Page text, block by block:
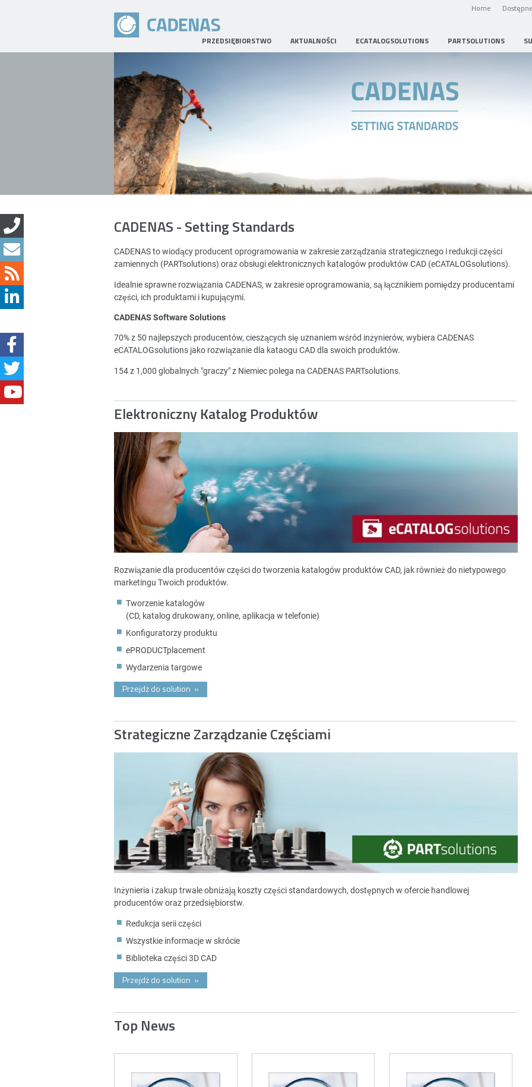
Home
PRZEDSIĘBIORSTWO AKTUALNOŚCI ECATALOGSOLUTIONS PARTSOLUTIONS
CADENAS - Setting Standards
CADENAS to wiodący producent oprogramowania w zakresie zarządzania strategicznego i redukcji części
zamiennych (PARTsolutions) oraz obsługi elektronicznych katalogów produktów CAD (eCATALOGsolutions).
Idealnie sprawne rozwiązania CADENAS, w zakresie oprogramowania, są łącznikiem pomiędzy producentami
części, ich produktami i kupującymi.
CADENAS Software Solutions
70% z 50 najlepszych producentów, cieszących się uznaniem wśród inżynierów, wybiera CADENAS
eCATALOGsolutions jako rozwiązanie dla kataogu CAD dla swoich produktów.
154 z 1,000 globalnych "graczy" z Niemiec polega na CADENAS PARTsolutions.
Elektroniczny Katalog Produktów
Rozwiązanie dla producentów części do tworzenia katalogów produktów CAD, jak również do nietypowego
marketingu Twoich produktów.
Tworzenie katalogów
(CD, katalog drukowany, online, aplikacja w telefonie)
Konfiguratorzy produktu
ePRODUCTplacement
Wydarzenia targowe
Przejdż do solution »
Strategiczne Zarządzanie Częściami
Inżynieria i zakup trwale obniżają koszty części standardowych, dostępnych w ofercie handlowej
producentów oraz przedsiębiorstw.
Redukcja serii części
Wszystkie informacje w skrócie
Biblioteka części 3D CAD
Przejdż do solution »
Top News